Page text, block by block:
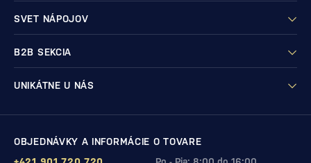
SVET NÁPOJOV
B2B SEKCIA
UNIKÁTNE U NÁS
OBJEDNÁVKY A INFORMÁCIE O TOVARE